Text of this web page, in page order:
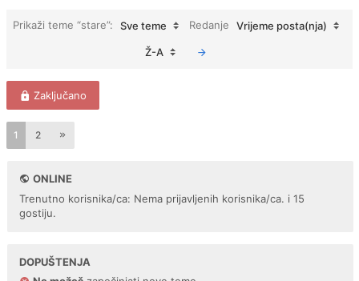
Prikaži teme “stare”: Sve teme Redanje Vrijeme posta(nja)
Ž-A
Zaključano
1 2
ONLINE
Trenutno korisnika/ca: Nema prijavljenih korisnika/ca. i 15
gostiju.
DOPUŠTENJA